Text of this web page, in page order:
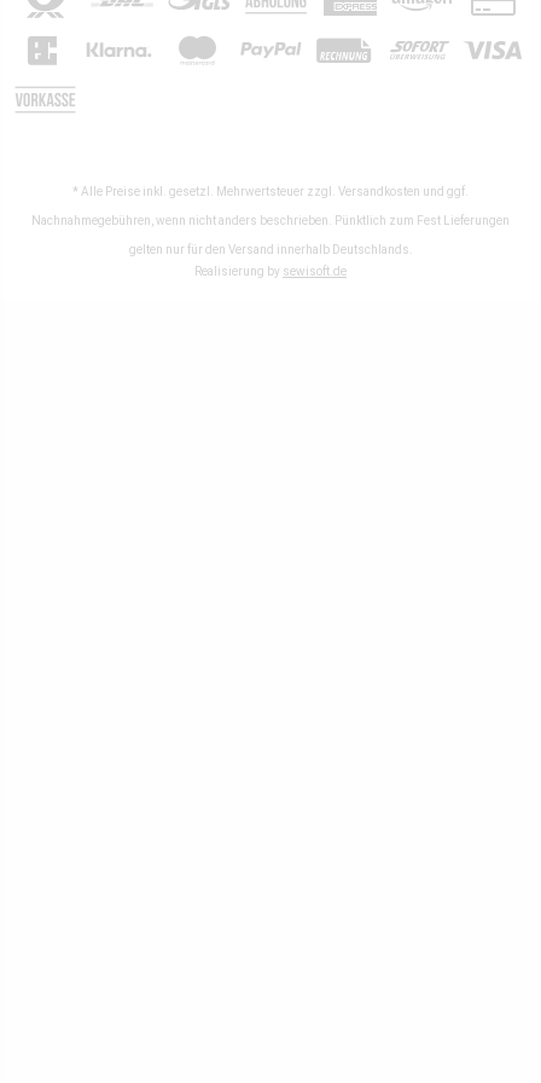
* Alle Preise inkl. gesetzl. Mehrwertsteuer zzgl. Versandkosten und ggf.
Nachnahmegebühren, wenn nicht anders beschrieben. Pünktlich zum Fest Lieferungen
gelten nur für den Versand innerhalb Deutschlands.
Realisierung by sewisoft.de